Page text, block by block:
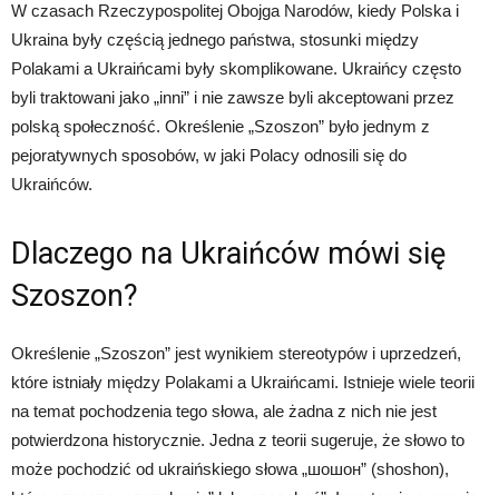
W czasach Rzeczypospolitej Obojga Narodów, kiedy Polska i
Ukraina były częścią jednego państwa, stosunki między
Polakami a Ukraińcami były skomplikowane. Ukraińcy często
byli traktowani jako „inni” i nie zawsze byli akceptowani przez
polską społeczność. Określenie „Szoszon” było jednym z
pejoratywnych sposobów, w jaki Polacy odnosili się do
Ukraińców.
Dlaczego na Ukraińców mówi się
Szoszon?
Określenie „Szoszon” jest wynikiem stereotypów i uprzedzeń,
które istniały między Polakami a Ukraińcami. Istnieje wiele teorii
na temat pochodzenia tego słowa, ale żadna z nich nie jest
potwierdzona historycznie. Jedna z teorii sugeruje, że słowo to
może pochodzić od ukraińskiego słowa „шошон” (shoshon),